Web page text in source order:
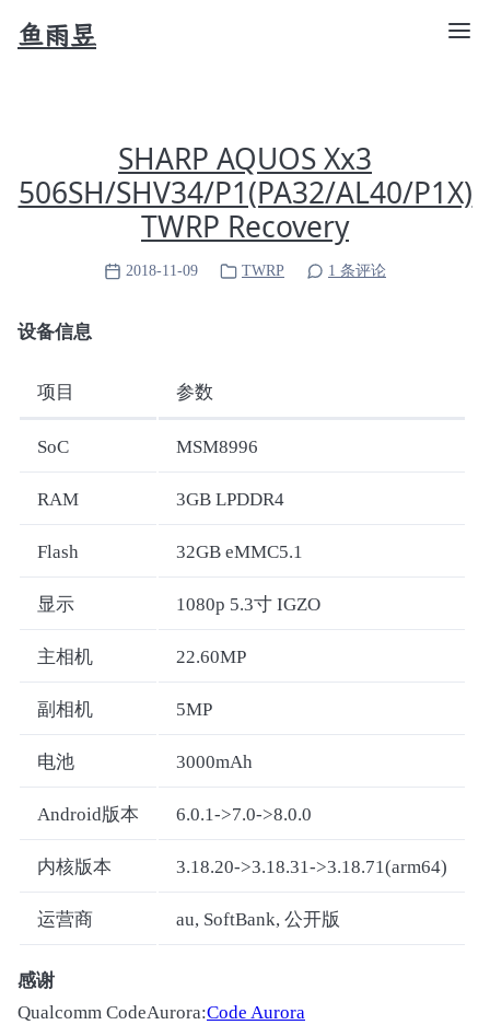
鱼雨昱
SHARP AQUOS Xx3
506SH/SHV34/P1(PA32/AL40/P1X)
TWRP Recovery
2018-11-09 TWRP 1 条评论
设备信息
项目 参数
SoC MSM8996
RAM 3GB LPDDR4
Flash 32GB eMMC5.1
显示 1080p 5.3寸 IGZO
主相机 22.60MP
副相机 5MP
电池 3000mAh
Android版本 6.0.1->7.0->8.0.0
内核版本 3.18.20->3.18.31->3.18.71(arm64)
运营商 au, SoftBank, 公开版
感谢
Qualcomm CodeAurora:Code Aurora